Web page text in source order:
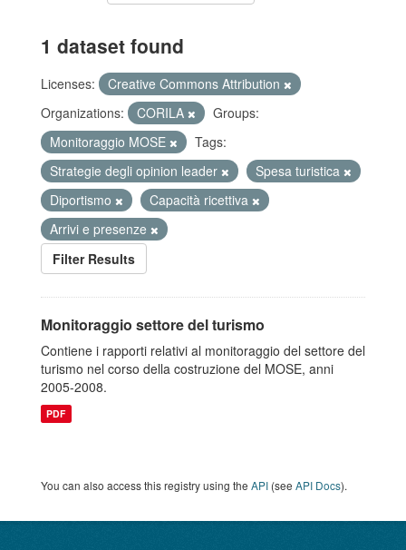
1 dataset found
Licenses:
Creative Commons Attribution
Organizations:
CORILA
Groups:
Monitoraggio MOSE
Tags:
Strategie degli opinion leader
Spesa turistica
Diportismo
Capacità ricettiva
Arrivi e presenze
Filter Results
Monitoraggio settore del turismo
Contiene i rapporti relativi al monitoraggio del settore del
turismo nel corso della costruzione del MOSE, anni
2005-2008.
PDF
You can also access this registry using the API (see API Docs).